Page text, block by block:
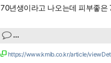
70년생이라고 나오는데 피부좋은
...
https://www.kmib.co.kr/article/